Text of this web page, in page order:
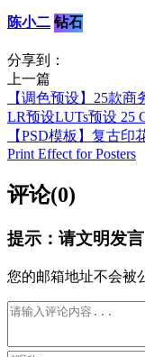
陈小二 钻石
分享到：
上一篇
【调色预设】25款
LR预设LUTs预设 25
【PSD模板】复古印
Print Effect for Posters
评论(0)
提示：请文明发言
您的邮箱地址不会被